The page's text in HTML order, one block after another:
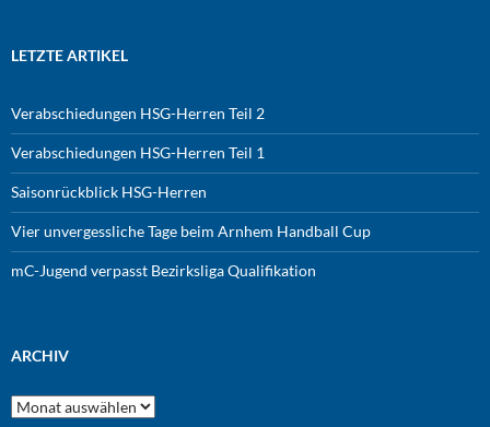
LETZTE ARTIKEL
Verabschiedungen HSG-Herren Teil 2
Verabschiedungen HSG-Herren Teil 1
Saisonrückblick HSG-Herren
Vier unvergessliche Tage beim Arnhem Handball Cup
mC-Jugend verpasst Bezirksliga Qualifikation
ARCHIV
Archiv